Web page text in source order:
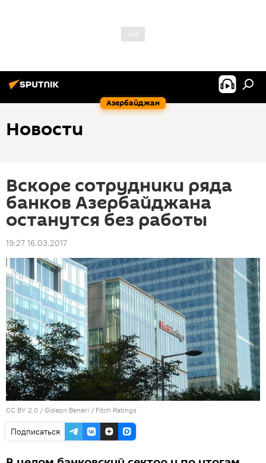
Азербайджан
Новости
Вскоре сотрудники ряда
банков Азербайджана
останутся без работы
19:27 16.03.2017
CC BY 2.0 / Gideon Benari / Fitch Ratings
Подписаться